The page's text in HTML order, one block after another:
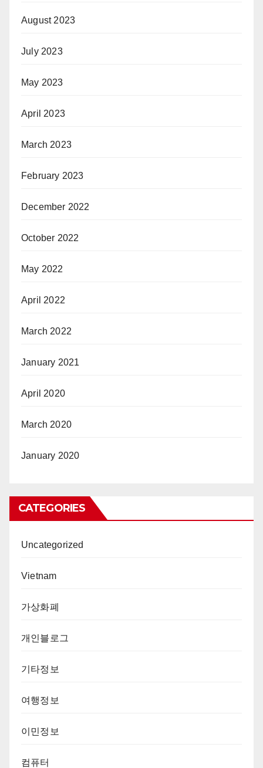
August 2023
July 2023
May 2023
April 2023
March 2023
February 2023
December 2022
October 2022
May 2022
April 2022
March 2022
January 2021
April 2020
March 2020
January 2020
CATEGORIES
Uncategorized
Vietnam
가상화폐
개인블로그
기타정보
여행정보
이민정보
컴퓨터